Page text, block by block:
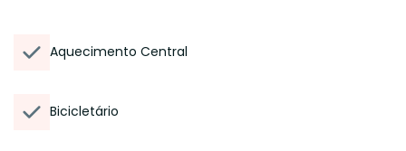
Aquecimento Central
Bicicletário